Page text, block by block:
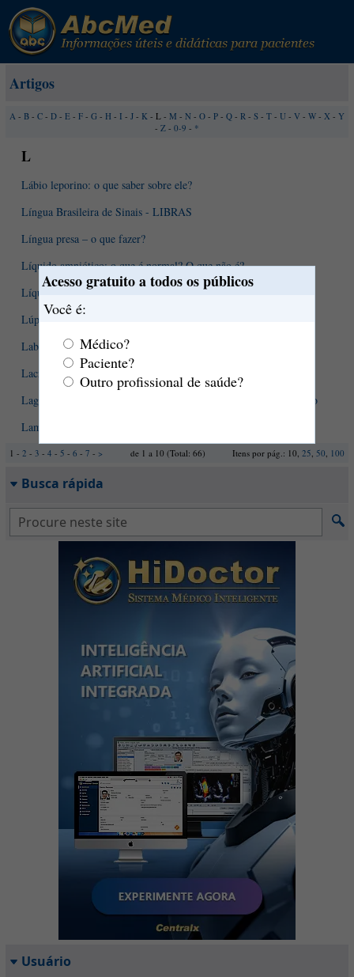
Acesso gratuito a todos os públicos
Você é:
Médico?
Paciente?
Outro profissional de saúde?
Artigos
A - B - C - D - E - F - G - H - I - J - K - L - M - N - O - P - Q - R - S - T - U - V - W - X - Y
- Z - 0-9 - *
L
Lábio leporino: o que saber sobre ele?
Língua Brasileira de Sinais - LIBRAS
Língua presa – o que fazer?
Líquido amniótico: o que é normal? O que não é?
Líquor - o que pode revelar sua análise?
Lúpus eritematoso. Entendendo um pouco mais esta condição.
Labirintite. O que devo saber sobre ela?
Lacrimejamento em bebês. O que fazer?
Lagoftalmo - causas, sintomas, diagnóstico, tratamento e evolução
Lama biliar - o que é?
Itens por pág.: 10, 25, 50, 100
1 - 2 - 3 - 4 - 5 - 6 - 7 - > de 1 a 10 (Total: 66)
Busca rápida
Usuário